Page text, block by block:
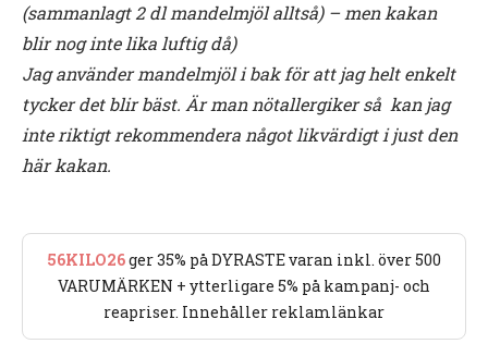
(sammanlagt 2 dl mandelmjöl alltså) – men kakan
blir nog inte lika luftig då)
Jag använder mandelmjöl i bak för att jag helt enkelt
tycker det blir bäst. Är man nötallergiker så kan jag
inte riktigt rekommendera något likvärdigt i just den
här kakan.
56KILO26ger 35% på DYRASTE varan inkl. över 500
VARUMÄRKEN + ytterligare 5% på kampanj- och
reapriser. Innehåller reklamlänkar